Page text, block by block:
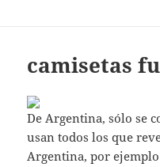
camisetas
De Argentina, sólo se
usan todos los que
Argentina, por